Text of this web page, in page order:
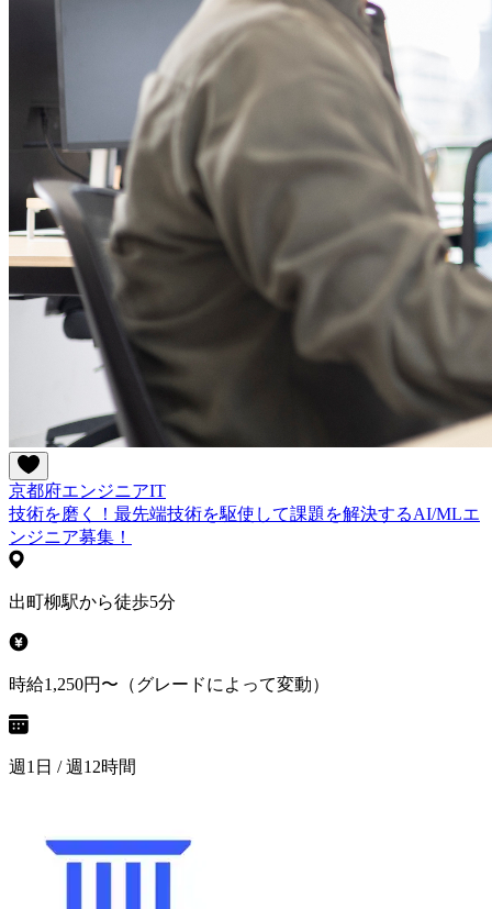
京都府エンジニアIT
技術を磨く！最先端技術を駆使して課題を解決するAI/MLエ
ンジニア募集！
出町柳駅から徒歩5分
時給1,250円〜（グレードによって変動）
週1日 / 週12時間